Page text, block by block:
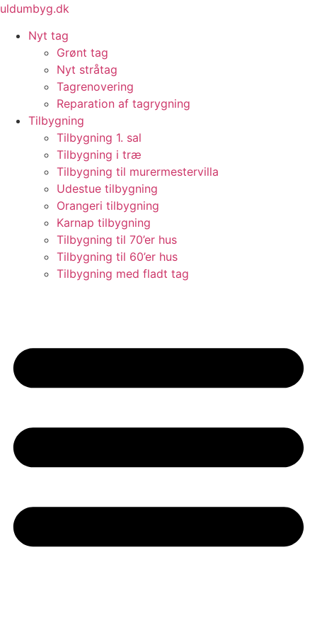
Videre
indhold
uldumbyg.dk
Nyt tag
Grønt tag
Nyt stråtag
Tagrenovering
Reparation af tagrygning
Tilbygning
Tilbygning 1. sal
Tilbygning i træ
Tilbygning til murermestervilla
Udestue tilbygning
Orangeri tilbygning
Karnap tilbygning
Tilbygning til 70’er hus
Tilbygning til 60’er hus
Tilbygning med fladt tag